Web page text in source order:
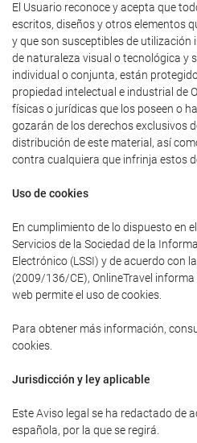
El Usuario reconoce y acepta que
escritos, diseños y otros elementos
y que son susceptibles de utilización
de naturaleza visual o tecnológica y
individual o conjunta, están
propiedad intelectual e industrial de
físicas o jurídicas que los poseen o
gozarán de los derechos exclusivos
distribución de este material, así
contra cualquiera que infrinja estos
Uso de cookies
En cumplimiento de lo dispuesto en
Servicios de la Sociedad de la
Electrónico (LSSI) y de acuerdo con
(2009/136/CE), OnlineTravel
web permite el uso de cookies.
Para obtener más información,
cookies.
Jurisdicción y ley aplicable
Este Aviso legal se ha redactado de
española, por la que se regirá.